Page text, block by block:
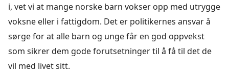
i, vet vi at mange norske barn vokser opp med utrygge
voksne eller i fattigdom. Det er politikernes ansvar å
sørge for at alle barn og unge får en god oppvekst
som sikrer dem gode forutsetninger til å få til det de
vil med livet sitt.